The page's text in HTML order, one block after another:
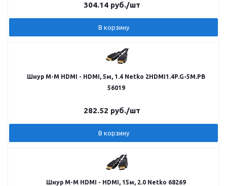
304.14руб./шт
В корзину
Шнур M-M HDMI - HDMI, 5м, 1.4 Netko 2HDMI1.4P.G-5M.PB
56019
282.52 руб./шт
В корзину
Шнур M-M HDMI - HDMI, 15м, 2.0 Netko 68269